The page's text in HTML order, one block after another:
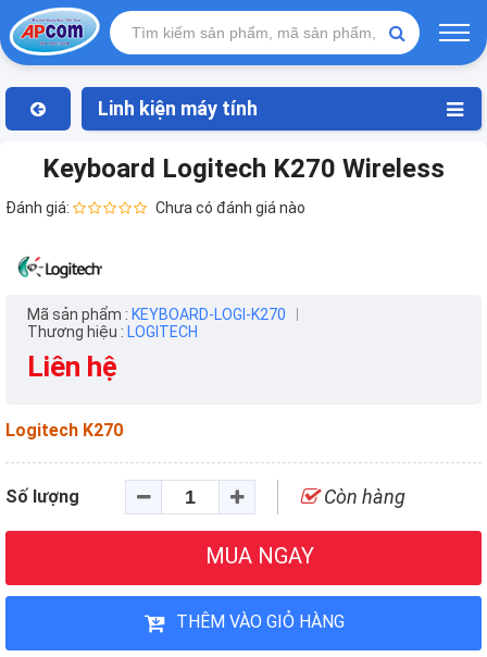
Linh kiện máy tính
Keyboard Logitech K270 Wireless
Đánh giá: Chưa có đánh giá nào
Mã sản phẩm : KEYBOARD-LOGI-K270
Thương hiệu : LOGITECH
Liên hệ
Logitech K270
Số lượng Còn hàng
MUA NGAY
THÊM VÀO GIỎ HÀNG